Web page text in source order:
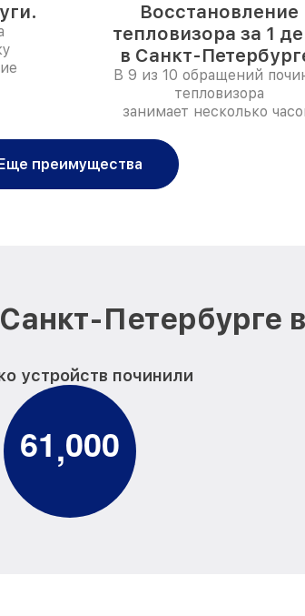
Восстановление
тепловизора за 1
в Санкт-
В 9 из 10 обращений
тепловизора
занимает несколько
преимущества
Петербурге
устройств починили
61,000